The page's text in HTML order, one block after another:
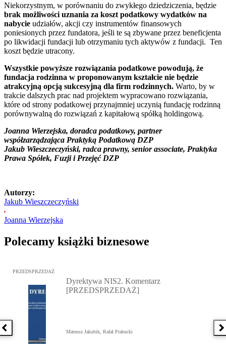
Niekorzystnym, w porównaniu do zwykłego dziedziczenia, będzie
brak możliwości uznania za koszt podatkowy wydatków na
nabycie udziałów, akcji czy instrumentów finansowych
poniesionych przez fundatora, jeśli te są zbywane przez beneficjenta
po likwidacji fundacji lub otrzymaniu tych aktywów z fundacji. Ten
koszt będzie utracony.
Wszystkie powyższe rozwiązania podatkowe powodują, że
fundacja rodzinna w proponowanym kształcie nie będzie
atrakcyjną opcją sukcesyjną dla firm rodzinnych. Warto, by w
trakcie dalszych prac nad projektem wypracowano rozwiązania,
które od strony podatkowej przynajmniej uczynią fundację rodzinną
porównywalną do rozwiązań z kapitałową spółką holdingową.
Joanna Wierzejska, doradca podatkowy, partner
współzarządzająca Praktyką Podatkową DZP
Jakub Wieszczeczyński, radca prawny, senior associate, Praktyka
Prawa Spółek, Fuzji i Przejęć DZP
Autorzy:
Jakub Wieszczeczyński
Joanna Wierzejska
Polecamy książki biznesowe
Poprzednia książka
Przejdź do: Dyrektywa NIS2. Komentarz [PRZEDSPRZEDAŻ],
PRZEDSPRZEDAŻ
Dyrektywa NIS2. Komentarz
[PRZEDSPRZEDAŻ]
Mateusz Jakubik, Rafał Prabucki